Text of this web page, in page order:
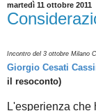
martedì 11 ottobre 2011
Incontro del 3 ottobre Milano
Giorgio Cesati
il resoconto)
L'esperienza